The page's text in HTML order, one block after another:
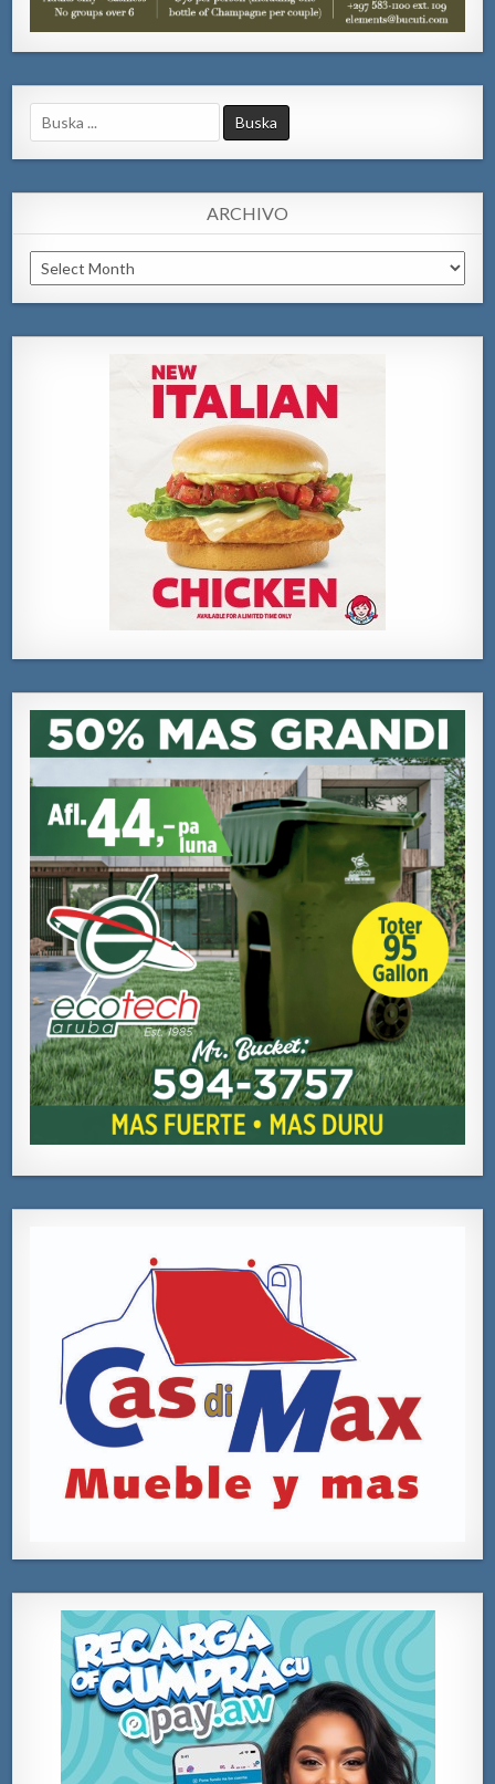
Search
for:
ARCHIVO
Archivo